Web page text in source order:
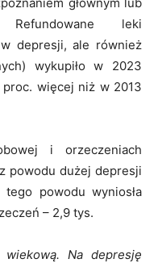
Refundowane leki
depresji, ale również
wykupiło w 2023
więcej niż w 2013
i orzeczeniach
powodu dużej depresji
powodu wyniosła
– 2,9 tys.
Na depresję